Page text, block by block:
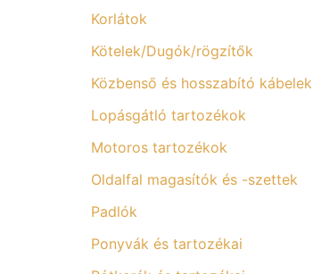
Korlátok
Kötelek/Dugók/rögzítők
Közbenső és hosszabító kábelek
Lopásgátló tartozékok
Motoros tartozékok
Oldalfal magasítók és -szettek
Padlók
Ponyvák és tartozékai